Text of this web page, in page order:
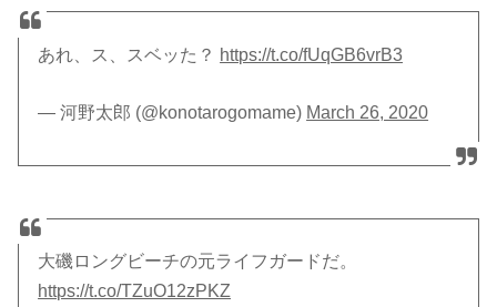
あれ、ス、スベッた？ https://t.co/fUqGB6vrB3
— 河野太郎 (@konotarogomame) March 26, 2020
大磯ロングビーチの元ライフガードだ。
https://t.co/TZuO12zPKZ